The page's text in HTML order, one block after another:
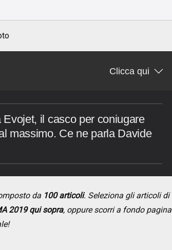
Clicca qui
il casco per coniugare
massimo. Ce ne parla Davide
da 100 articoli. Seleziona gli articoli di
2019 qui sopra, oppure scorri a fondo pagina